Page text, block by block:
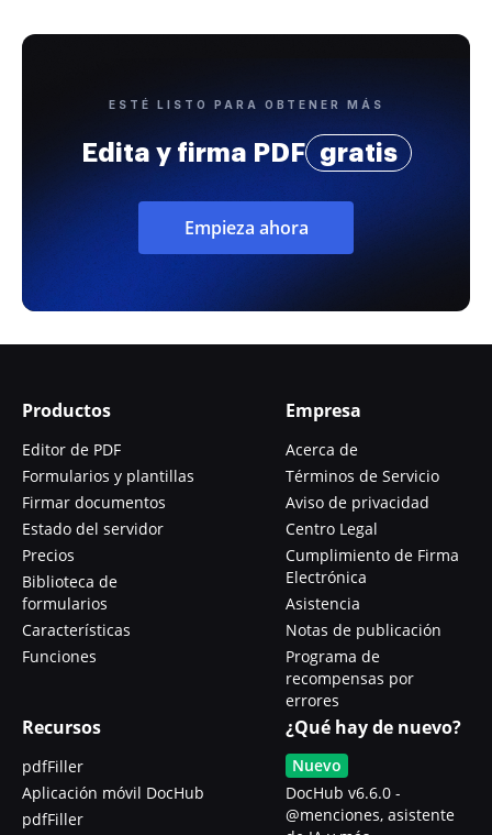
ESTÉ LISTO PARA OBTENER MÁS
Edita y firma PDF gratis
Empieza ahora
Productos
Editor de PDF
Formularios y plantillas
Firmar documentos
Estado del servidor
Precios
Biblioteca de
formularios
Características
Funciones
Empresa
Acerca de
Términos de Servicio
Aviso de privacidad
Centro Legal
Cumplimiento de Firma
Electrónica
Asistencia
Notas de publicación
Programa de
recompensas por
errores
Recursos
pdfFiller
Aplicación móvil DocHub
pdfFiller
¿Qué hay de nuevo?
Nuevo
DocHub v6.6.0 -
@menciones, asistente